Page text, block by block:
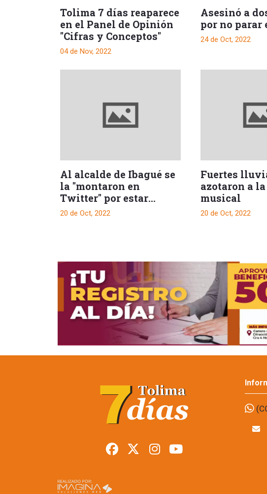
Tolima 7 días reaparece
en el Panel de Opinión
"Cifras y Conceptos"
04 de Nov, 2022
Asesinó a
por no parar
24 de Oct, 2022
Al alcalde de Ibagué se
la "montaron en
Twitter" por estar
ausente ante ola
20 de Oct, 2022
Fuertes
azotaron a
musical
20 de Oct, 2022